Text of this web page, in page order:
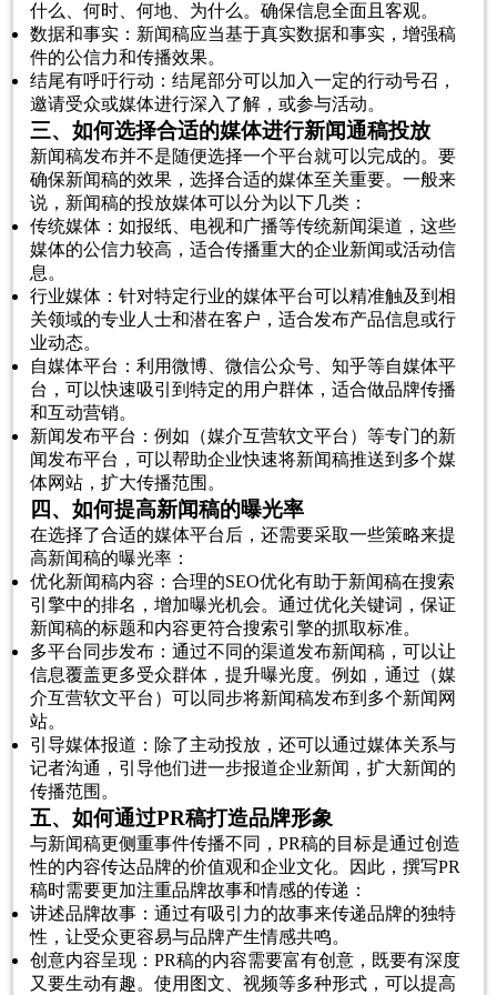
什么、何时、何地、为什么。确保信息全面且客观。
数据和事实：新闻稿应当基于真实数据和事实，增强稿
件的公信力和传播效果。
结尾有呼吁行动：结尾部分可以加入一定的行动号召，
邀请受众或媒体进行深入了解，或参与活动。
三、如何选择合适的媒体进行新闻通稿投放
新闻稿发布并不是随便选择一个平台就可以完成的。要
确保新闻稿的效果，选择合适的媒体至关重要。一般来
说，新闻稿的投放媒体可以分为以下几类：
传统媒体：如报纸、电视和广播等传统新闻渠道，这些
媒体的公信力较高，适合传播重大的企业新闻或活动信
息。
行业媒体：针对特定行业的媒体平台可以精准触及到相
关领域的专业人士和潜在客户，适合发布产品信息或行
业动态。
自媒体平台：利用微博、微信公众号、知乎等自媒体平
台，可以快速吸引到特定的用户群体，适合做品牌传播
和互动营销。
新闻发布平台：例如（媒介互营软文平台）等专门的新
闻发布平台，可以帮助企业快速将新闻稿推送到多个媒
体网站，扩大传播范围。
四、如何提高新闻稿的曝光率
在选择了合适的媒体平台后，还需要采取一些策略来提
高新闻稿的曝光率：
优化新闻稿内容：合理的SEO优化有助于新闻稿在搜索
引擎中的排名，增加曝光机会。通过优化关键词，保证
新闻稿的标题和内容更符合搜索引擎的抓取标准。
多平台同步发布：通过不同的渠道发布新闻稿，可以让
信息覆盖更多受众群体，提升曝光度。例如，通过（媒
介互营软文平台）可以同步将新闻稿发布到多个新闻网
站。
引导媒体报道：除了主动投放，还可以通过媒体关系与
记者沟通，引导他们进一步报道企业新闻，扩大新闻的
传播范围。
五、如何通过PR稿打造品牌形象
与新闻稿更侧重事件传播不同，PR稿的目标是通过创造
性的内容传达品牌的价值观和企业文化。因此，撰写PR
稿时需要更加注重品牌故事和情感的传递：
讲述品牌故事：通过有吸引力的故事来传递品牌的独特
性，让受众更容易与品牌产生情感共鸣。
创意内容呈现：PR稿的内容需要富有创意，既要有深度
又要生动有趣。使用图文、视频等多种形式，可以提高